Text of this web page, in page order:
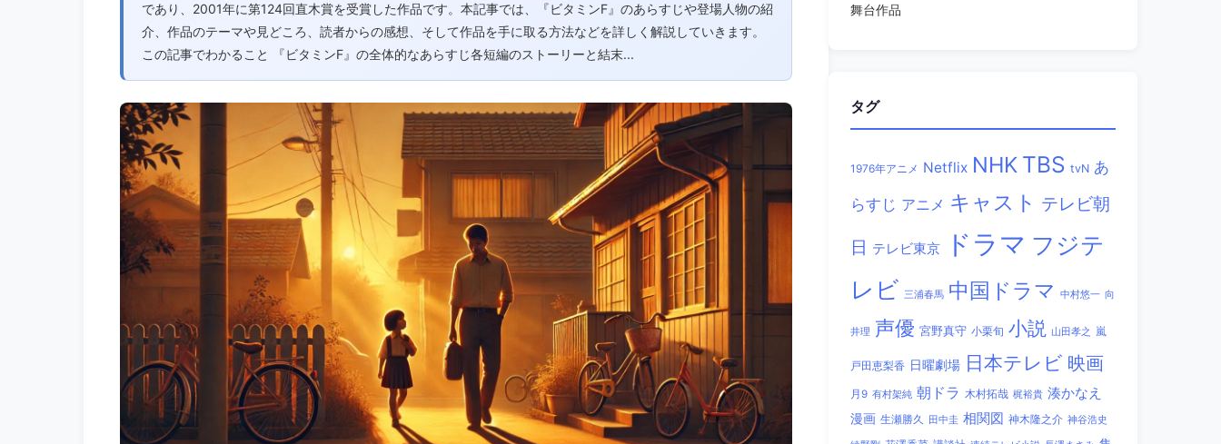
であり、2001年に第124回直木賞を受賞した作品です。​本記事では、『ビタミンF』のあらすじや登場人物の紹
介、作品のテーマや見どころ、読者からの感想、そして作品を手に取る方法などを詳しく解説していきます。​
この記事でわかること 『ビタミンF』の全体的なあらすじ​ 各短編のストーリーと結末​...
舞台作品
タグ
1976年アニメ Netflix NHK TBS tvN あ
らすじ アニメ キャスト テレビ朝
日 テレビ東京 ドラマ フジテ
レビ 三浦春馬 中国ドラマ 中村悠一 向
井理 声優 宮野真守 小栗旬 小説 山田孝之 嵐
戸田恵梨香 日曜劇場 日本テレビ 映画
月9 有村架純 朝ドラ 木村拓哉 梶裕貴 湊かなえ
漫画 生瀬勝久 田中圭 相関図 神木隆之介 神谷浩史